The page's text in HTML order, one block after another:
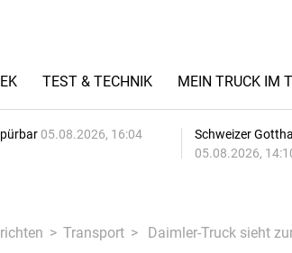
TEST & TECHNIK MEIN TRUCK IM
05.08.2026, 16:04
Schweizer
05.08.2026,
Transport Daimler-Truck sieht